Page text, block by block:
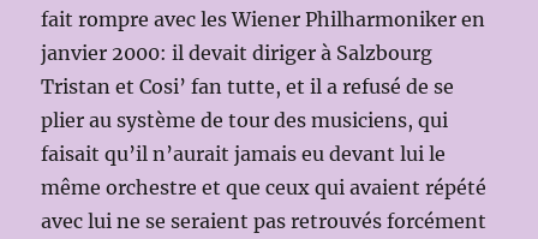
fait rompre avec les Wiener Philharmoniker en
janvier 2000: il devait diriger à Salzbourg
Tristan et Cosi’ fan tutte, et il a refusé de se
plier au système de tour des musiciens, qui
faisait qu’il n’aurait jamais eu devant lui le
même orchestre et que ceux qui avaient répété
avec lui ne se seraient pas retrouvés forcément